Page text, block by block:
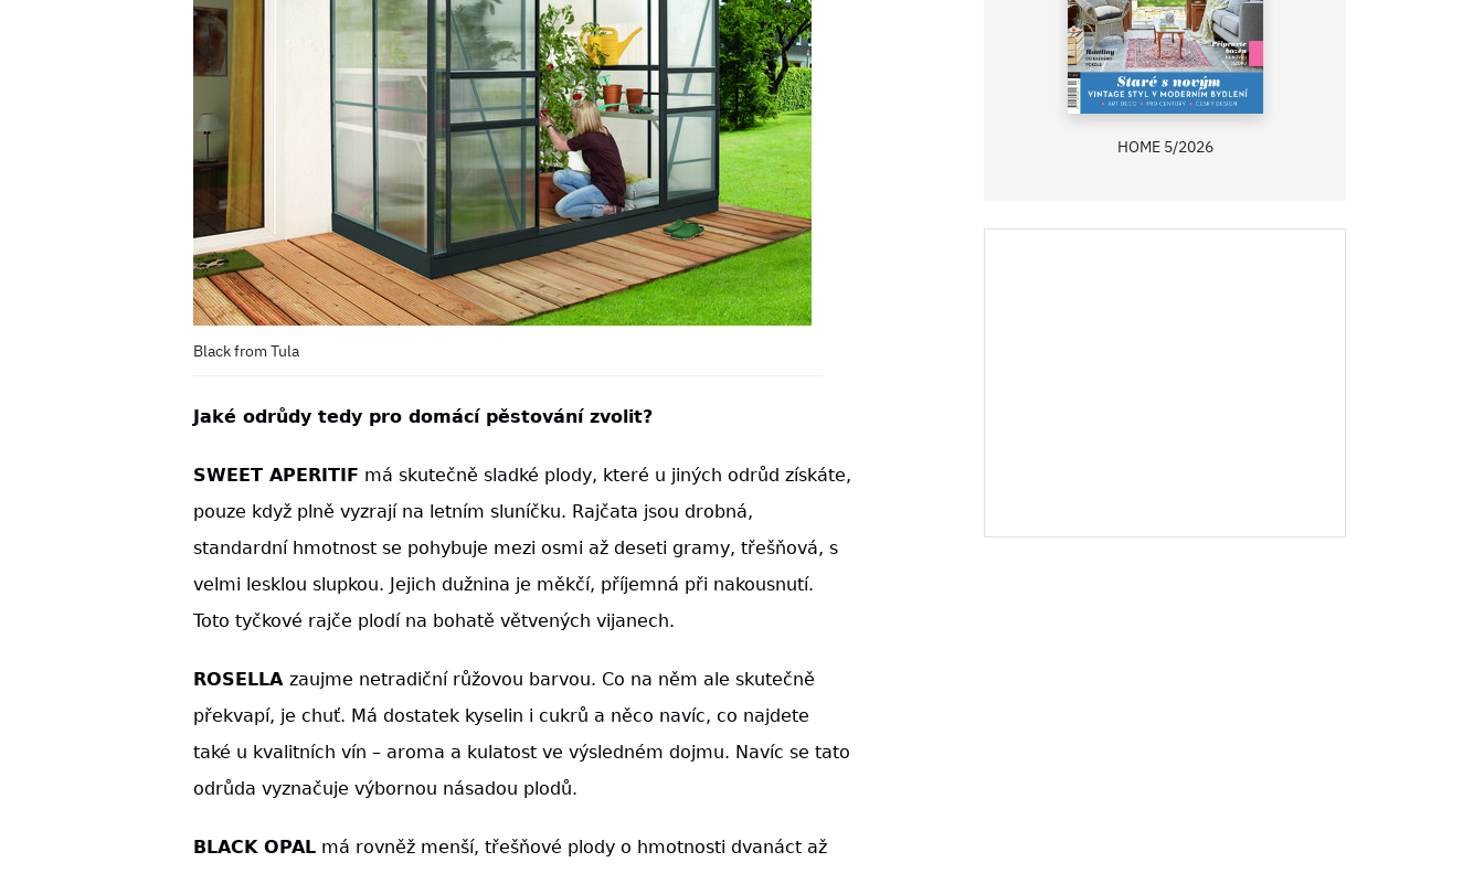
Black from Tula
Jaké odrůdy tedy pro domácí pěstování zvolit?
SWEET APERITIF má skutečně sladké plody, které u jiných odrůd získáte,
pouze když plně vyzrají na letním sluníčku. Rajčata jsou drobná,
standardní hmotnost se pohybuje mezi osmi až deseti gramy, třešňová, s
velmi lesklou slupkou. Jejich dužnina je měkčí, příjemná při nakousnutí.
Toto tyčkové rajče plodí na bohatě větvených vijanech.
ROSELLA zaujme netradiční růžovou barvou. Co na něm ale skutečně
překvapí, je chuť. Má dostatek kyselin i cukrů a něco navíc, co najdete
také u kvalitních vín – aroma a kulatost ve výsledném dojmu. Navíc se tato
odrůda vyznačuje výbornou násadou plodů.
BLACK OPAL má rovněž menší, třešňové plody o hmotnosti dvanáct až
HOME 5/2026
V ZAHRADĚ 2/2026